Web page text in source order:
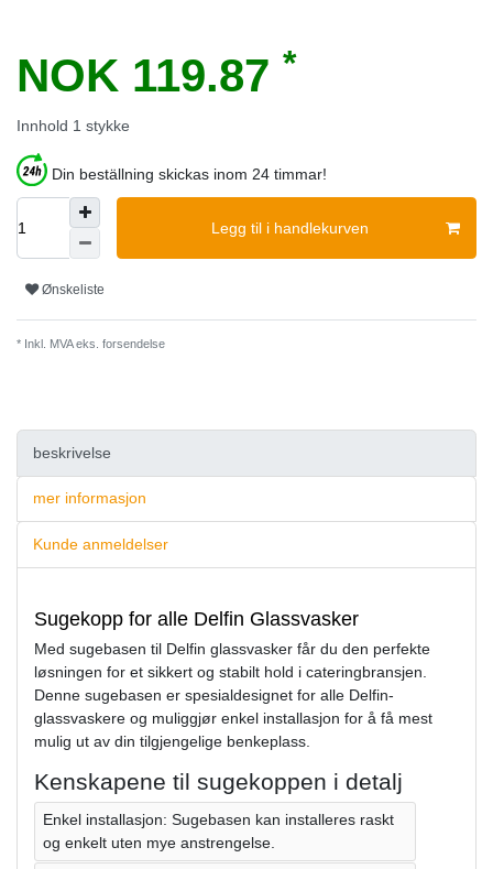
NOK 119.87 *
Innhold 1 stykke
Din beställning skickas inom 24 timmar!
Legg til i handlekurven
Ønskeliste
* Inkl. MVA eks. forsendelse
beskrivelse
mer informasjon
Kunde anmeldelser
Sugekopp for alle Delfin Glassvasker
Med sugebasen til Delfin glassvasker får du den perfekte
løsningen for et sikkert og stabilt hold i cateringbransjen.
Denne sugebasen er spesialdesignet for alle Delfin-
glassvaskere og muliggjør enkel installasjon for å få mest
mulig ut av din tilgjengelige benkeplass.
Kenskapene til sugekoppen i detalj
Enkel installasjon: Sugebasen kan installeres raskt
og enkelt uten mye anstrengelse.